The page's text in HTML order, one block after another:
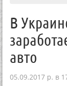
В
авто
05.09.2017 р. в